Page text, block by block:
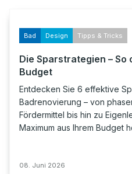
Bad Design Tipps & Tricks
Die Sparstrategien – So
Budget
Entdecken Sie 6 effektive
Badrenovierung – von
Fördermittel bis hin zu
Maximum aus Ihrem Budget
08. Juni 2026